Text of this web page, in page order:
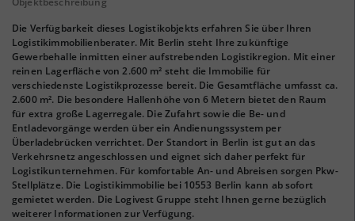
Die Verfügbarkeit dieses Logistikobjekts erfahren Sie über Ihren
Logistikimmobilienberater. Mit Berlin steht Ihre zukünftige
Gewerbehalle inmitten einer aufstrebenden Logistikregion. Mit einer
reinen Lagerfläche von 2.600 m² steht die Immobilie für
verschiedenste Logistikprozesse bereit. Die Gesamtfläche umfasst ca.
2.600 m². Die besondere Hallenhöhe von 6 Metern bietet den Raum
für extra große Lagerregale. Die Zufahrt sowie die Be- und
Entladevorgänge werden über ein Andienungssystem per
Überladebrücken verrichtet. Der Standort in Berlin ist gut an das
Verkehrsnetz angeschlossen und eignet sich daher perfekt für
Logistikunternehmen. Für komfortable An- und Abreisen sorgen Pkw-
Stellplätze. Die Logistikimmobilie bei 10553 Berlin kann ab sofort
gemietet werden. Die Logivest Gruppe steht Ihnen gerne bezüglich
weiterer Informationen zur Verfügung.